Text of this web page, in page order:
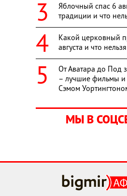
Яблочный спас 6
традиции и что
Какой церковный
августа и что
От Аватара до Под
– лучшие фильмы и
Сэмом
МЫ В